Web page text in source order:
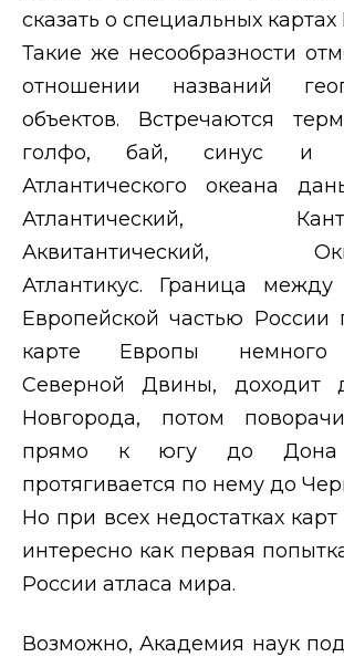
сказать о специальных картах
Такие же несообразности
отношении названий
объектов. Встречаются
голфо, бай, синус и
Атлантического океана
Атлантический,
Аквитантический,
Атлантикус. Граница
Европейской частью России
карте Европы немного
Северной Двины, доходит
Новгорода, потом
прямо к югу до
протягивается по нему до
Но при всех недостатках
интересно как первая
России атласа мира.
Возможно, Академия наук